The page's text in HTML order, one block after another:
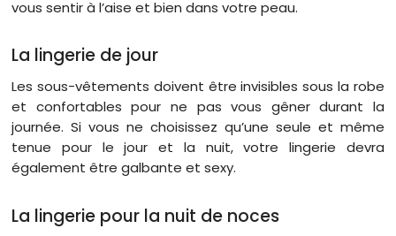
vous sentir à l’aise et bien dans votre peau.
La lingerie de jour
Les sous-vêtements doivent être invisibles sous la robe
et confortables pour ne pas vous gêner durant la
journée. Si vous ne choisissez qu’une seule et même
tenue pour le jour et la nuit, votre lingerie devra
également être galbante et sexy.
La lingerie pour la nuit de noces